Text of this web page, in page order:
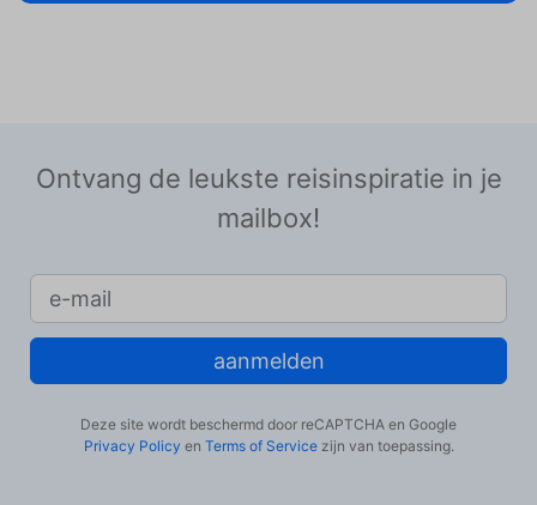
Ontvang de leukste reisinspiratie in je
mailbox!
aanmelden
Deze site wordt beschermd door reCAPTCHA en Google
Privacy Policy en Terms of Servicezijn van toepassing.